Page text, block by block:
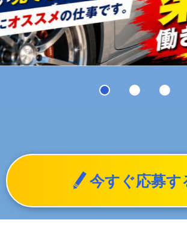
今すぐ応募す